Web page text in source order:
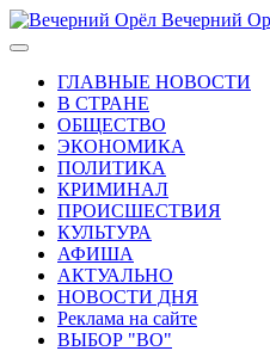
Вечерний
ГЛАВНЫЕ НОВОСТИ
В СТРАНЕ
ОБЩЕСТВО
ЭКОНОМИКА
ПОЛИТИКА
КРИМИНАЛ
ПРОИСШЕСТВИЯ
КУЛЬТУРА
АФИША
АКТУАЛЬНО
НОВОСТИ ДНЯ
Реклама на сайте
ВЫБОР "ВО"